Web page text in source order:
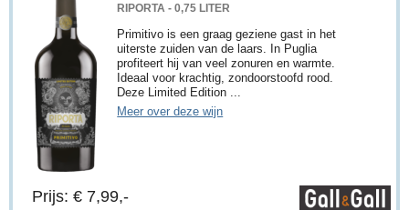
RIPORTA - 0,75 LITER
Primitivo is een graag geziene gast in het
uiterste zuiden van de laars. In Puglia
profiteert hij van veel zonuren en warmte.
Ideaal voor krachtig, zondoorstoofd rood.
Deze Limited Edition ...
Meer over deze wijn
Prijs: € 7,99,-